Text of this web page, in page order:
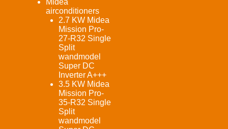
airconditioners
2.7 KW Midea
Mission Pro-
27-R32 Single
Split
wandmodel
Super DC
Inverter A+++
3.5 KW Midea
Mission Pro-
35-R32 Single
Split
wandmodel